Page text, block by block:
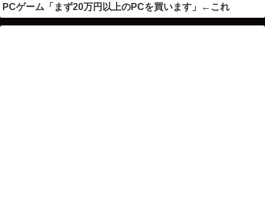
PCゲーム「まず20万円以上のPCを買います」←これ